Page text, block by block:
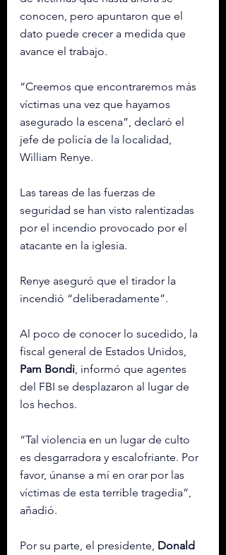
conocen, pero apuntaron que el
dato puede crecer a medida que
avance el trabajo.
“Creemos que encontraremos más
víctimas una vez que hayamos
asegurado la escena”, declaró el
jefe de policía de la localidad,
William Renye.
Las tareas de las fuerzas de
seguridad se han visto ralentizadas
por el incendio provocado por el
atacante en la iglesia.
Renye aseguró que el tirador la
incendió “deliberadamente”.
Al poco de conocer lo sucedido, la
fiscal general de Estados Unidos,
Pam Bondi , informó que agentes
del FBI se desplazaron al lugar de
los hechos.
“Tal violencia en un lugar de culto
es desgarradora y escalofriante. Por
favor, únanse a mí en orar por las
víctimas de esta terrible tragedia”,
añadió.
Por su parte, el presidente, Donald